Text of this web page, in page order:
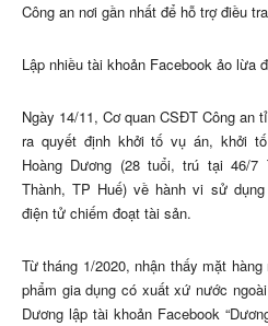
Công an nơi gần nhất để hỗ trợ điều
Lập nhiều tài khoản Facebook ảo lừa
Ngày 14/11, Cơ quan CSĐT Công an
ra quyết định khởi tố vụ án, khởi
Hoàng Dương (28 tuổi, trú tại 46/7
Thành, TP Huế) về hành vi sử
điện tử chiếm đoạt tài sản.
Từ tháng 1/2020, nhận thấy mặt
phẩm gia dụng có xuất xứ nước
Dương lập tài khoản Facebook